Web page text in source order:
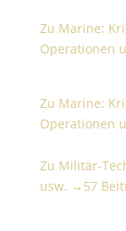
Zu Marine:
Operationen
Zu Marine:
Operationen
Zu Militär-
usw. → 57